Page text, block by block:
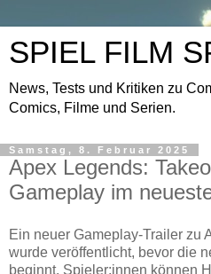
SPIEL FILM
News, Tests und Kritiken zu
Comics, Filme und Serien.
Samstag, 8. Februar 2025
Apex Legends:
Gameplay im
Ein neuer Gameplay-Trailer zu
wurde veröffentlicht, bevor die
beginnt. Spieler:innen können